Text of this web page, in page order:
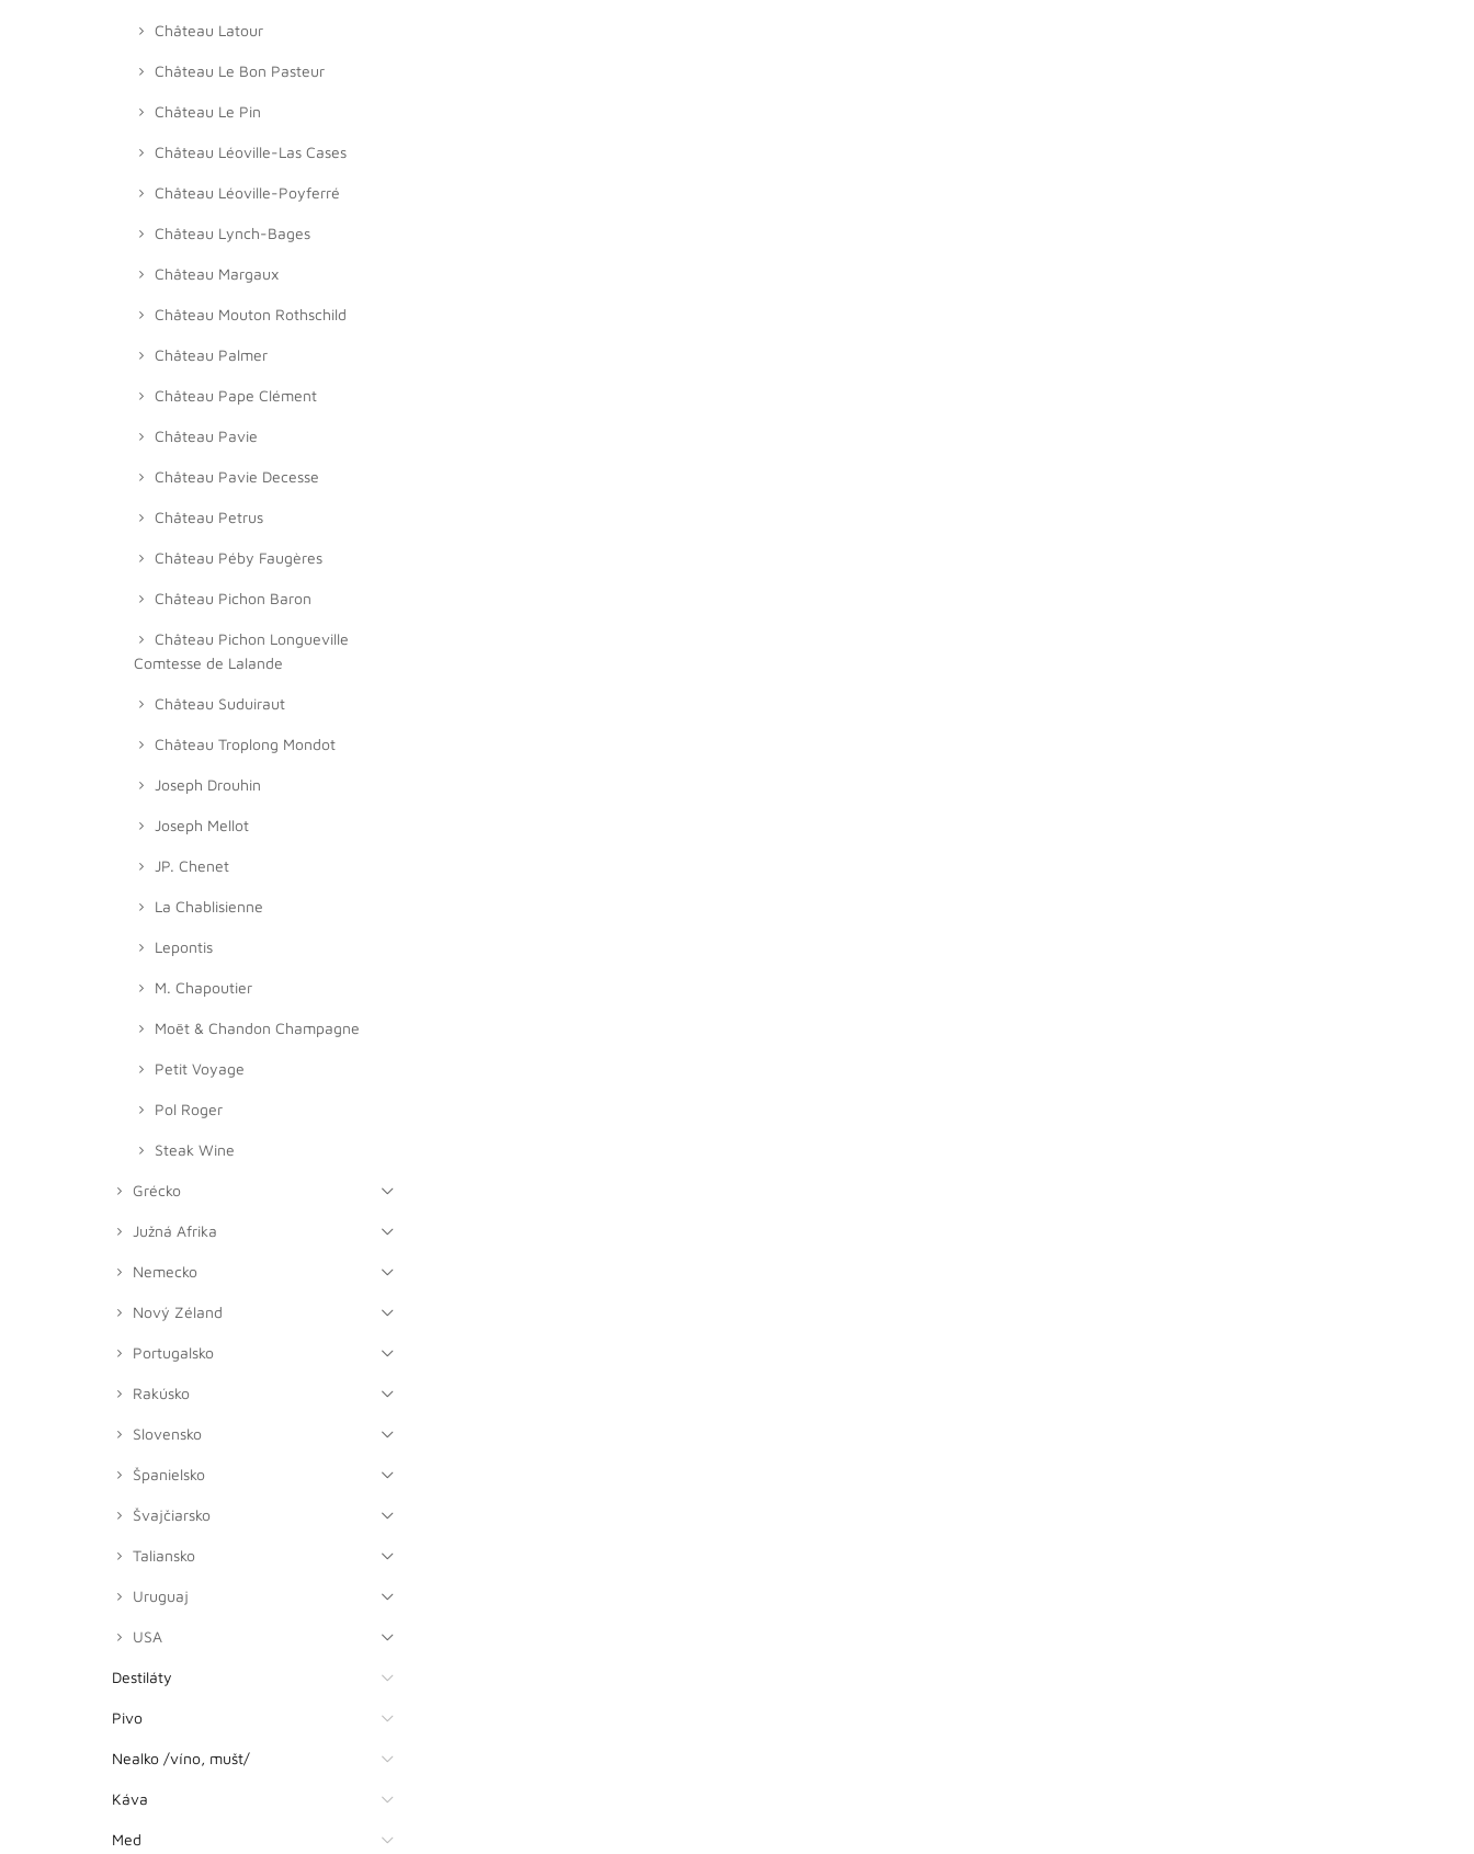
Château Latour
Château Le Bon Pasteur
Château Le Pin
Château Léoville-Las Cases
Château Léoville-Poyferré
Château Lynch-Bages
Château Margaux
Château Mouton Rothschild
Château Palmer
Château Pape Clément
Château Pavie
Château Pavie Decesse
Château Petrus
Château Péby Faugères
Château Pichon Baron
Château Pichon Longueville
Comtesse de Lalande
Château Suduiraut
Château Troplong Mondot
Joseph Drouhin
Joseph Mellot
JP. Chenet
La Chablisienne
Lepontis
M. Chapoutier
Moët & Chandon Champagne
Petit Voyage
Pol Roger
Steak Wine
Grécko
Južná Afrika
Nemecko
Nový Zéland
Portugalsko
Rakúsko
Slovensko
Španielsko
Švajčiarsko
Taliansko
Uruguaj
USA
Destiláty
Pivo
Nealko /víno, mušt/
Káva
Med